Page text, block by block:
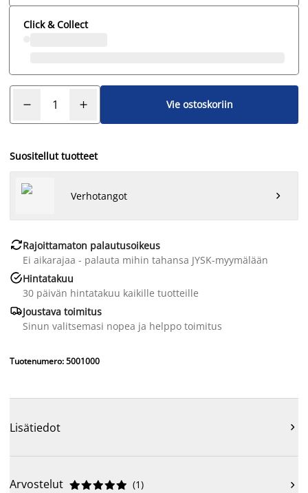
Click & Collect
Vie ostoskoriin
Suositellut tuotteet
Verhotangot 
Rajoittamaton palautusoikeus
Ei aikarajaa - palauta mihin tahansa JYSK-myymälään
Hintatakuu
30 päivän hintatakuu kaikille tuotteille
Joustava toimitus
Sinun valitsemasi nopea ja helppo toimitus
Tuotenumero: 5001000
Lisätiedot 
Arvostelut 




 (1) 